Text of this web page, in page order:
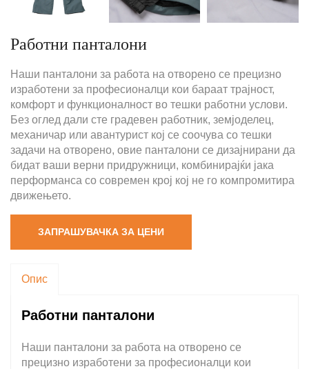
Работни панталони
Наши панталони за работа на отворено се прецизно
изработени за професионалци кои бараат трајност,
комфорт и функционалност во тешки работни услови.
Без оглед дали сте градевен работник, земјоделец,
механичар или авантурист кој се соочува со тешки
задачи на отворено, овие панталони се дизајнирани да
бидат ваши верни придружници, комбинирајќи јака
перформанса со современ крој кој не го компромитира
движењето.
ЗАПРАШУВАЧКА ЗА ЦЕНИ
Опис
Работни панталони
Наши панталони за работа на отворено се
прецизно изработени за професионалци кои